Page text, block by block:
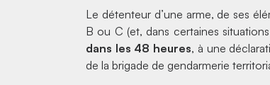
Le détenteur d’une arme, de ses
B ou C (et, dans certaines
dans les 48 heures, à une
de la brigade de gendarmerie